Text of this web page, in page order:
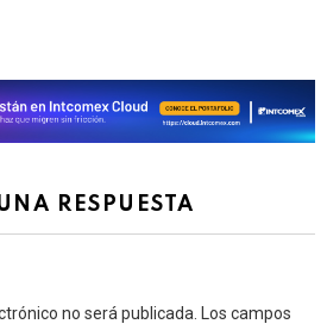
RESPUESTA
no será publicada.
Los campos